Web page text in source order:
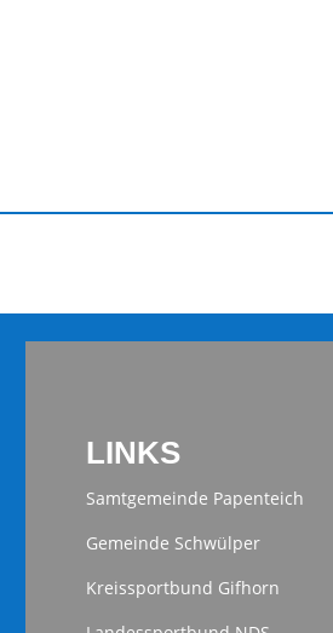
LINKS
Samtgemeinde Papenteich
Gemeinde Schwülper
Kreissportbund Gifhorn